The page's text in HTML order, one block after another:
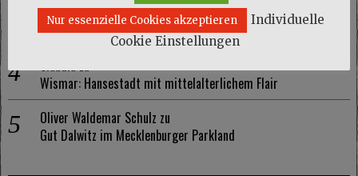
Mariezu
Wismar: Hansestadt mit mittelalterlichem Flair
Claudiazu
Wismar: Hansestadt mit mittelalterlichem Flair
Oliver Waldemar Schulz zu
Gut Dalwitz im Mecklenburger Parkland
Nur essenzielle Cookies akzeptieren
Individuelle
Cookie Einstellungen